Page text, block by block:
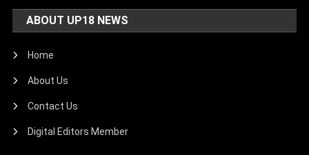
ABOUT UP18 NEWS
Home
About Us
Contact Us
Digital Editors Member